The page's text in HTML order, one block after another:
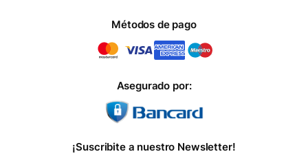
Métodos de pago
Asegurado por:
¡Suscribite a nuestro Newsletter!